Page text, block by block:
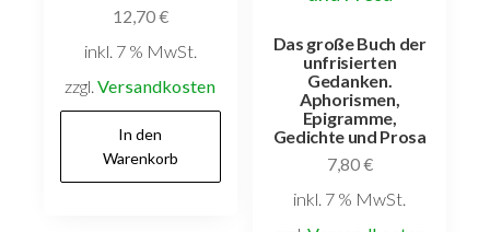
12,70€
inkl. 7 % MwSt.
zzgl.Versandkosten
In den
Warenkorb
Das große Buch der
unfrisierten
Gedanken.
Aphorismen,
Epigramme,
Gedichte und Prosa
7,80€
inkl. 7 % MwSt.